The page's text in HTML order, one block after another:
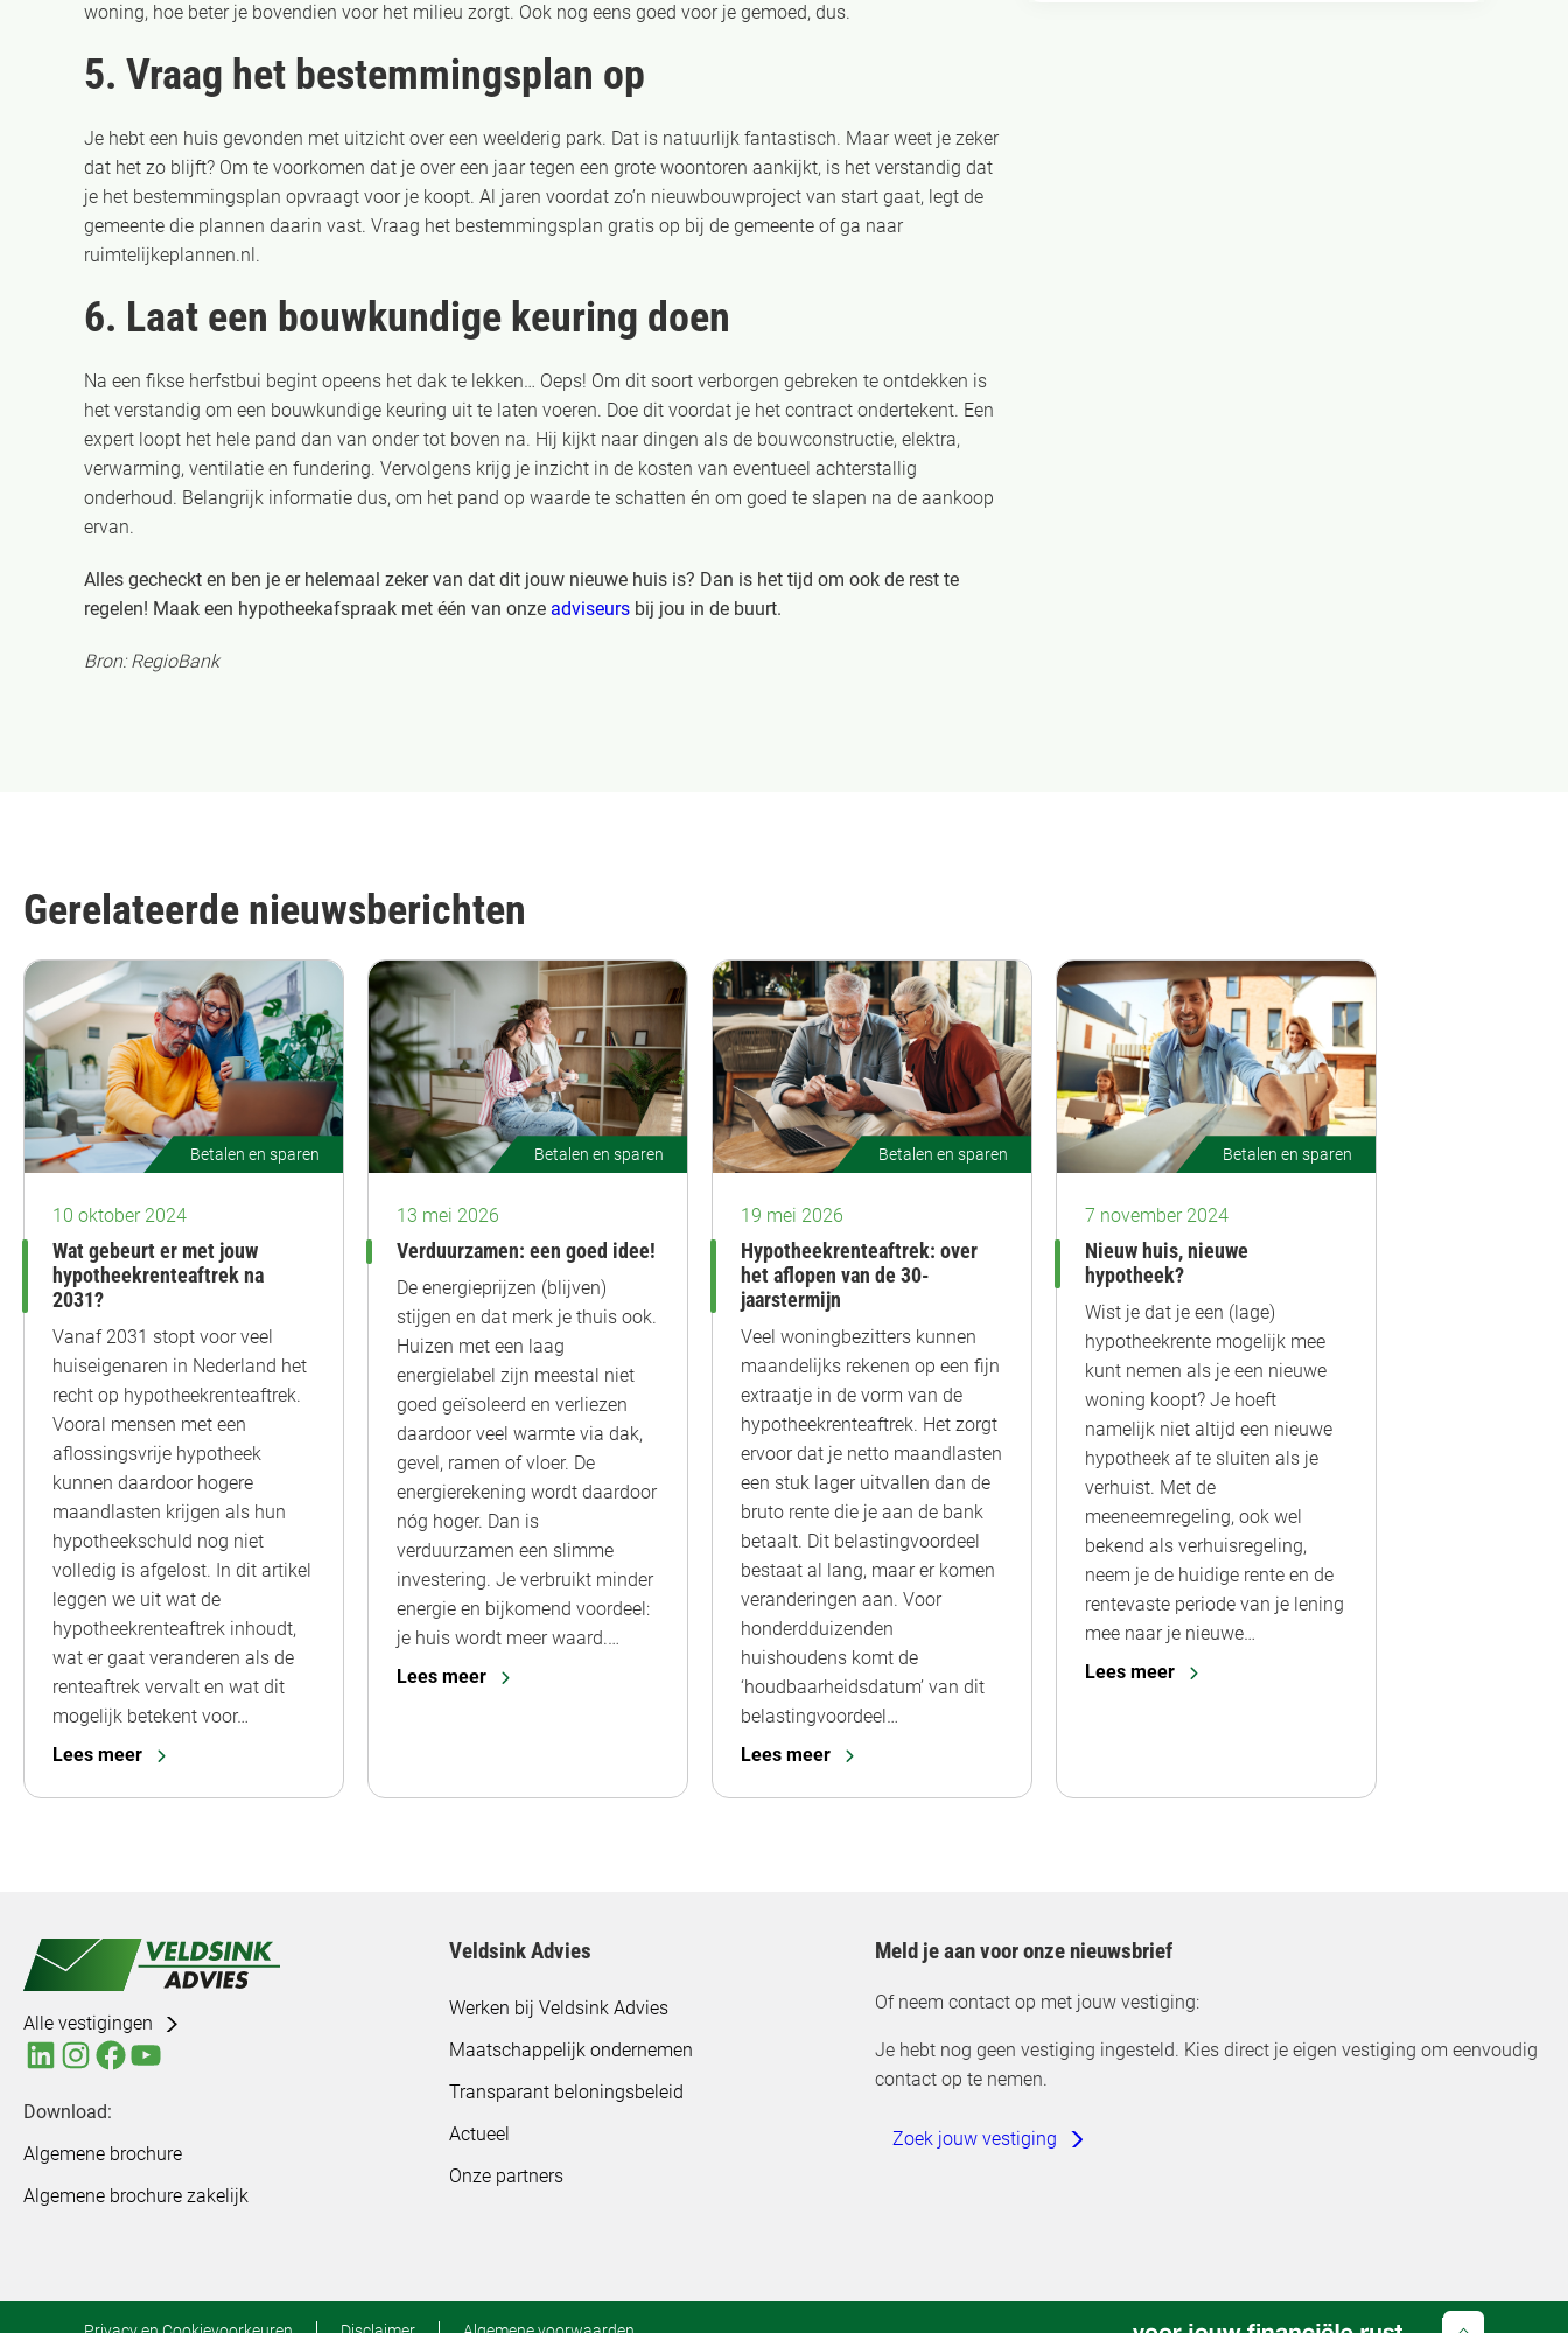
woning, hoe beter je bovendien voor het milieu zorgt. Ook nog eens goed voor je gemoed, dus.
5. Vraag het bestemmingsplan op
Je hebt een huis gevonden met uitzicht over een weelderig park. Dat is natuurlijk fantastisch. Maar weet je zeker
dat het zo blijft? Om te voorkomen dat je over een jaar tegen een grote woontoren aankijkt, is het verstandig dat
je het bestemmingsplan opvraagt voor je koopt. Al jaren voordat zo’n nieuwbouwproject van start gaat, legt de
gemeente die plannen daarin vast. Vraag het bestemmingsplan gratis op bij de gemeente of ga naar
ruimtelijkeplannen.nl.
6. Laat een bouwkundige keuring doen
Na een fikse herfstbui begint opeens het dak te lekken… Oeps! Om dit soort verborgen gebreken te ontdekken is
het verstandig om een bouwkundige keuring uit te laten voeren. Doe dit voordat je het contract ondertekent. Een
expert loopt het hele pand dan van onder tot boven na. Hij kijkt naar dingen als de bouwconstructie, elektra,
verwarming, ventilatie en fundering. Vervolgens krijg je inzicht in de kosten van eventueel achterstallig
onderhoud. Belangrijk informatie dus, om het pand op waarde te schatten én om goed te slapen na de aankoop
ervan.
Alles gecheckt en ben je er helemaal zeker van dat dit jouw nieuwe huis is? Dan is het tijd om ook de rest te
regelen! Maak een hypotheekafspraak met één van onze adviseurs bij jou in de buurt.
Bron: RegioBank
Gerelateerde nieuwsberichten
Betalen en sparen
10 oktober 2024
Wat gebeurt er met jouw
hypotheekrenteaftrek na
2031?
Vanaf 2031 stopt voor veel
huiseigenaren in Nederland het
recht op hypotheekrenteaftrek.
Vooral mensen met een
aflossingsvrije hypotheek
kunnen daardoor hogere
maandlasten krijgen als hun
hypotheekschuld nog niet
volledig is afgelost. In dit artikel
leggen we uit wat de
hypotheekrenteaftrek inhoudt,
wat er gaat veranderen als de
renteaftrek vervalt en wat dit
mogelijk betekent voor…
Lees meer
Betalen en sparen
13 mei 2026
Verduurzamen: een goed idee!
De energieprijzen (blijven)
stijgen en dat merk je thuis ook.
Huizen met een laag
energielabel zijn meestal niet
goed geïsoleerd en verliezen
daardoor veel warmte via dak,
gevel, ramen of vloer. De
energierekening wordt daardoor
nóg hoger. Dan is
verduurzamen een slimme
investering. Je verbruikt minder
energie en bijkomend voordeel:
je huis wordt meer waard.…
Lees meer
Betalen en sparen
19 mei 2026
Hypotheekrenteaftrek: over
het aflopen van de 30-
jaarstermijn
Veel woningbezitters kunnen
maandelijks rekenen op een fijn
extraatje in de vorm van de
hypotheekrenteaftrek. Het zorgt
ervoor dat je netto maandlasten
een stuk lager uitvallen dan de
bruto rente die je aan de bank
betaalt. Dit belastingvoordeel
bestaat al lang, maar er komen
veranderingen aan. Voor
honderdduizenden
huishoudens komt de
‘houdbaarheidsdatum’ van dit
belastingvoordeel…
Lees meer
Betalen en sparen
7 november 2024
Nieuw huis, nieuwe
hypotheek?
Wist je dat je een (lage)
hypotheekrente mogelijk mee
kunt nemen als je een nieuwe
woning koopt? Je hoeft
namelijk niet altijd een nieuwe
hypotheek af te sluiten als je
verhuist. Met de
meeneemregeling, ook wel
bekend als verhuisregeling,
neem je de huidige rente en de
rentevaste periode van je lening
mee naar je nieuwe…
Lees meer
Alle vestigingen
Download:
Algemene brochure
Algemene brochure zakelijk
Veldsink Advies
Werken bij Veldsink Advies
Maatschappelijk ondernemen
Transparant beloningsbeleid
Actueel
Onze partners
Meld je aan voor onze nieuwsbrief
Of neem contact op met jouw vestiging:
Je hebt nog geen vestiging ingesteld. Kies direct je eigen vestiging om eenvoudig
contact op te nemen.
Zoek jouw vestiging